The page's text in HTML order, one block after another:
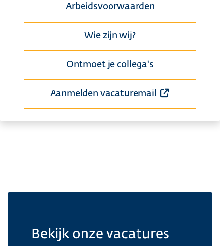
Arbeidsvoorwaarden
Wie zijn wij?
Ontmoet je collega's
Aanmelden vacaturemail Opent een
Bekijk onze vacatures